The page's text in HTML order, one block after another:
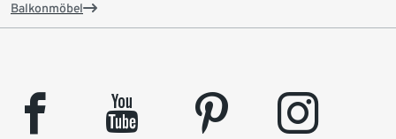
Balkonmöbel
facebook youtube pinterest instagram